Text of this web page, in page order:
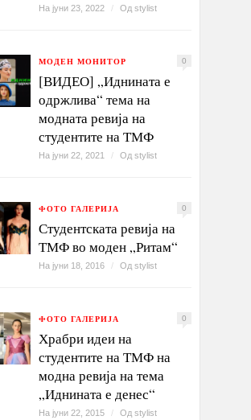
На јуни 23, 2022 / Од stylist
МОДЕН МОНИТОР 0
[ВИДЕО] „Иднината е
одржлива“ тема на
модната ревија на
студентите на ТМФ
На јуни 22, 2021 / Од stylist
ФОТО ГАЛЕРИЈА 0
Студентската ревија на
ТМФ во моден „Ритам“
На јуни 18, 2016 / Од stylist
ФОТО ГАЛЕРИЈА 0
Храбри идеи на
студентите на ТМФ на
модна ревија на тема
„Иднината е денес“
На јуни 22, 2015 / Од stylist